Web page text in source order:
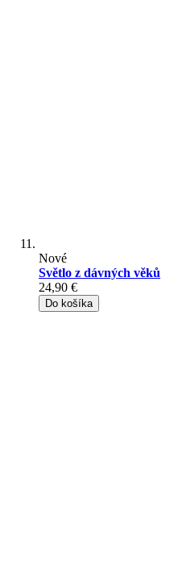
Nové
Světlo z dávných věků
24,90 €
Do košíka